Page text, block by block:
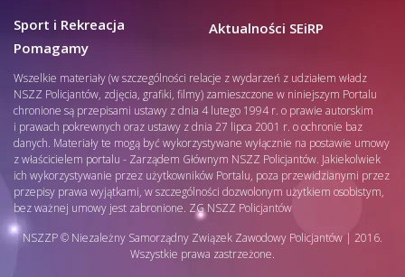
Sport i Rekreacja
Pomagamy
Aktualności SEiRP
Wszelkie materiały (w szczególności relacje z wydarzeń z udziałem władz
NSZZ Policjantów, zdjęcia, grafiki, filmy) zamieszczone w niniejszym Portalu
chronione są przepisami ustawy z dnia 4 lutego 1994 r. o prawie autorskim
i prawach pokrewnych oraz ustawy z dnia 27 lipca 2001 r. o ochronie baz
danych. Materiały te mogą być wykorzystywane wyłącznie na postawie umowy
z właścicielem portalu - Zarządem Głównym NSZZ Policjantów. Jakiekolwiek
ich wykorzystywanie przez użytkowników Portalu, poza przewidzianymi przez
przepisy prawa wyjątkami, w szczególności dozwolonym użytkiem osobistym,
bez ważnej umowy jest zabronione. ZG NSZZ Policjantów
NSZZP © Niezależny Samorządny Związek Zawodowy Policjantów | 2016.
Wszystkie prawa zastrzeżone.